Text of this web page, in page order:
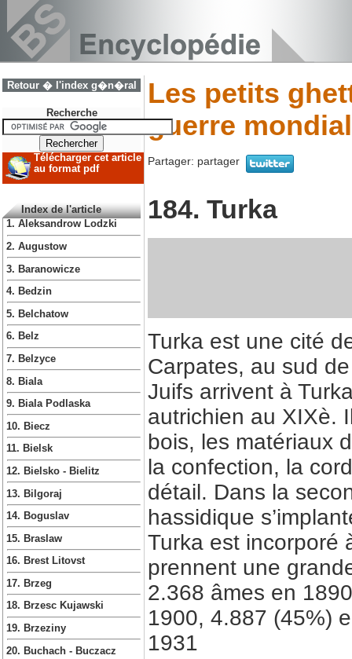
Retour � l'index g�n�ral
Recherche
Télécharger cet article
au format pdf
Index de l'article
1. Aleksandrow Lodzki
2. Augustow
3. Baranowicze
4. Bedzin
5. Belchatow
6. Belz
7. Belzyce
8. Biala
9. Biala Podlaska
10. Biecz
11. Bielsk
12. Bielsko - Bielitz
13. Bilgoraj
14. Boguslav
15. Braslaw
16. Brest Litovst
17. Brzeg
18. Brzesc Kujawski
19. Brzeziny
20. Buchach - Buczacz
Les petits
guerre
Partager: partager
184. Turka
Turka est une cité
Carpates, au sud
Juifs arrivent à
autrichien au XIXè.
bois, les matériaux
la confection, la
détail. Dans la
hassidique
Turka est incorporé
prennent une
2.368 âmes en
1900, 4.887 (45%)
1931